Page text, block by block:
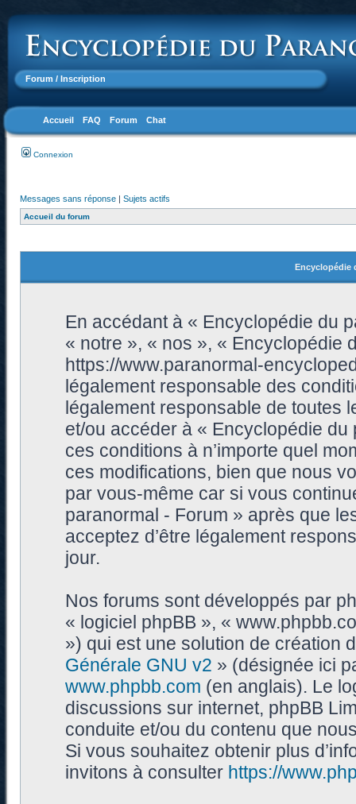
Forum / Inscription
Accueil FAQ Forum Chat
Connexion
Messages sans réponse | Sujets actifs
Accueil du forum
Encyclopédie
En accédant à « Encyclopédie du
« notre », « nos », « Encyclopédie
https://www.paranormal-
légalement responsable des
légalement responsable de toutes
et/ou accéder à « Encyclopédie
ces conditions à n’importe quel
ces modifications, bien que nous
par vous-même car si vous
paranormal - Forum » après que
acceptez d’être légalement
jour.
Nos forums sont développés par
« logiciel phpBB », «
») qui est une solution de création
Générale GNU v2 » (désignée ici
www.phpbb.com (en anglais). Le
discussions sur internet, phpBB
conduite et/ou du contenu que
Si vous souhaitez obtenir plus
invitons à consulter https://